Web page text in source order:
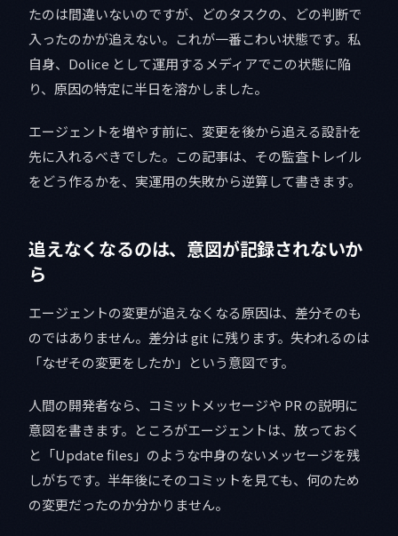
たのは間違いないのですが、どのタスクの、どの判断で
入ったのかが追えない。これが一番こわい状態です。私
自身、Dolice として運用するメディアでこの状態に陥
り、原因の特定に半日を溶かしました。
エージェントを増やす前に、変更を後から追える設計を
先に入れるべきでした。この記事は、その監査トレイル
をどう作るかを、実運用の失敗から逆算して書きます。
追えなくなるのは、意図が記録されないか
ら
エージェントの変更が追えなくなる原因は、差分そのも
のではありません。差分は git に残ります。失われるのは
「なぜその変更をしたか」という意図です。
人間の開発者なら、コミットメッセージや PR の説明に
意図を書きます。ところがエージェントは、放っておく
と「Update files」のような中身のないメッセージを残
しがちです。半年後にそのコミットを見ても、何のため
の変更だったのか分かりません。